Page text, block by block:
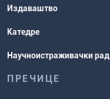
Издаваштво
Катедре
Научноистраживачки рад
ПРЕЧИЦЕ